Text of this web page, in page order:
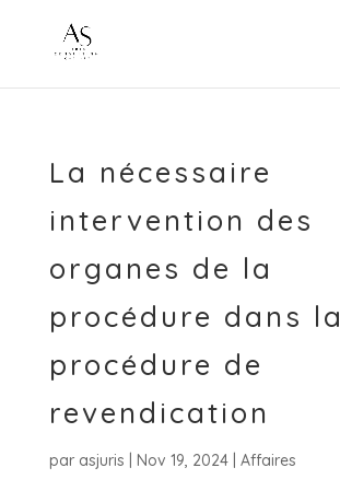
La nécessaire
intervention des
organes de la
procédure dans la
procédure de
revendication
par asjuris Nov 19, 2024| Affaires